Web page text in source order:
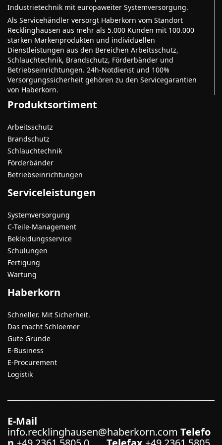
Industrietechnik mit europaweiter Systemversorgung.
Als Servicehändler versorgt Haberkorn vom Standort
Recklinghausen aus mehr als 5.000 Kunden mit 100.000
starken Markenprodukten und individuellen
Dienstleistungen aus den Bereichen Arbeitsschutz,
Schlauchtechnik, Brandschutz, Förderbänder und
Betriebseinrichtungen. 24h-Notdienst und 100%
Versorgungssicherheit gehören zu den Servicegarantien
von Haberkorn.
Produktsortiment
Arbeitsschutz
Brandschutz
Schlauchtechnik
Förderbänder
Betriebseinrichtungen
Serviceleistungen
Systemversorgung
C-Teile-Management
Bekleidungsservice
Schulungen
Fertigung
Wartung
Haberkorn
Schneller. Mit Sicherheit.
Das macht Schloemer
Gute Gründe
E-Business
E-Procurement
Logistik
E-Mail
info.recklinghausen@haberkorn.com Telefo